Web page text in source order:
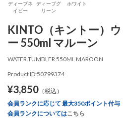
ディープネ
イビー
ディープグ
リーン
ホワイト
KINTO（キントー）
ー 550ml マルーン
WATER TUMBLER 550ML MAROON
Product ID:50799374
¥3,850 （税込）
会員ランクに応じて 最大350ポイント付与
会員ランクについてはこちら